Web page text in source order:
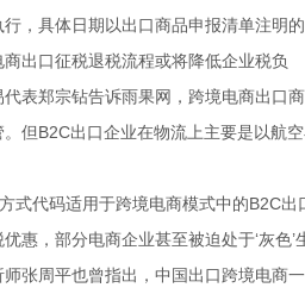
，具体日期以出口商品申报清单注明
出口征税退税流程或将降低企业税负
表郑宗钻告诉雨果网，跨境电商出口
但B2C出口企业在物流上主要是以航
式代码适用于跨境电商模式中的B2C
惠，部分电商企业甚至被迫处于‘灰色’
张周平也曾指出，中国出口跨境电商